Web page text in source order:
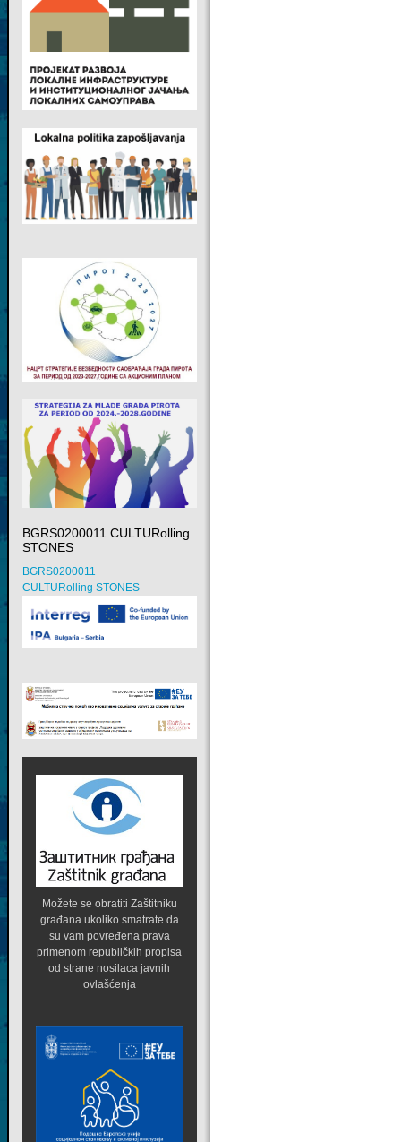
BGRS0200011 CULTURolling
STONES
BGRS0200011
CULTURolling STONES
Možete se obratiti Zaštitniku
građana ukoliko smatrate da
su vam povređena prava
primenom republičkih propisa
od strane nosilaca javnih
ovlašćenja